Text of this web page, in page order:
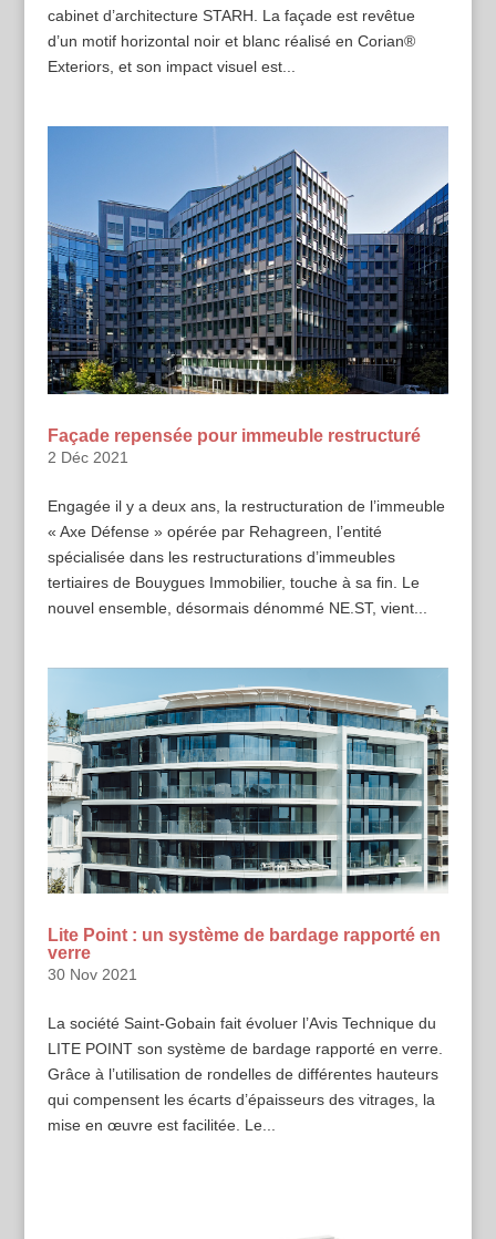
cabinet d’architecture STARH. La façade est revêtue
d’un motif horizontal noir et blanc réalisé en Corian®
Exteriors, et son impact visuel est...
Façade repensée pour immeuble restructuré
2 Déc 2021
Engagée il y a deux ans, la restructuration de l’immeuble
« Axe Défense » opérée par Rehagreen, l’entité
spécialisée dans les restructurations d’immeubles
tertiaires de Bouygues Immobilier, touche à sa fin. Le
nouvel ensemble, désormais dénommé NE.ST, vient...
Lite Point : un système de bardage rapporté en
verre
30 Nov 2021
La société Saint-Gobain fait évoluer l’Avis Technique du
LITE POINT son système de bardage rapporté en verre.
Grâce à l’utilisation de rondelles de différentes hauteurs
qui compensent les écarts d’épaisseurs des vitrages, la
mise en œuvre est facilitée. Le...